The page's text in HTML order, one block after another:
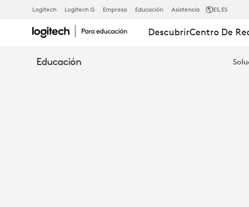
TRANSFORM
ROOMS
Logitech Logitech G Empresa Educación Asistencia ES,ES
DescubrirCentro De
Educación